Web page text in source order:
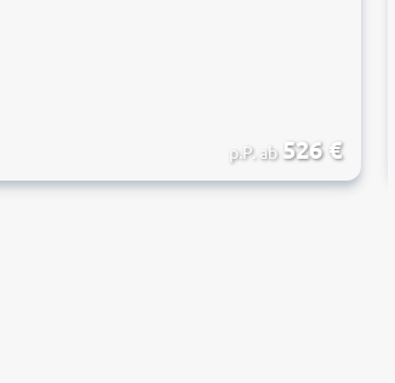
p.P. ab 526€